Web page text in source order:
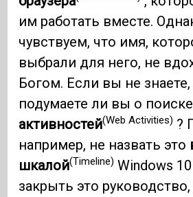
им работать вместе.
чувствуем, что имя,
выбрали для него, не
Богом. Если вы не знаете,
подумаете ли вы о поиске
активностей(Web Activities) ?
например, не назвать это
шкалой(Timeline) Windows
закрыть это